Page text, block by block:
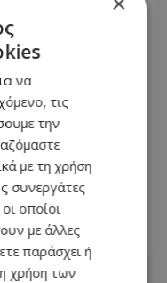
τα νέα μέλη
η επόμενη
να
τις
την
με τη χρήση
συνεργάτες
οποίοι
με άλλες
παράσχει ή
χρήση των